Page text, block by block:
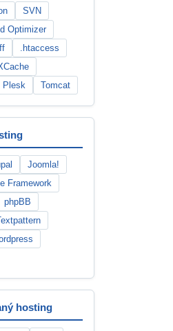
SVN
Optimizer
.htaccess
Plesk Tomcat
Joomla!
Framework
phpBB
hosting